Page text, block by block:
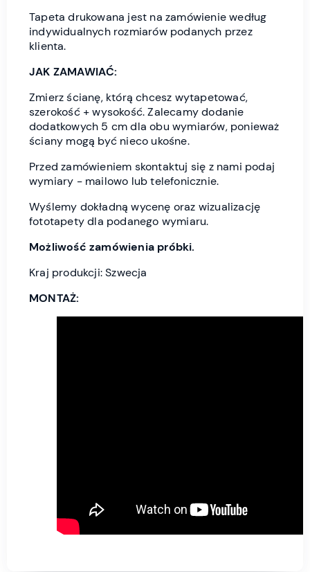
Tapeta drukowana jest na zamówienie według
indywidualnych rozmiarów podanych przez
klienta.
JAK ZAMAWIAĆ:
Zmierz ścianę, którą chcesz wytapetować,
szerokość + wysokość. Zalecamy dodanie
dodatkowych 5 cm dla obu wymiarów, ponieważ
ściany mogą być nieco ukośne.
Przed zamówieniem skontaktuj się z nami podaj
wymiary - mailowo lub telefonicznie.
Wyślemy dokładną wycenę oraz wizualizację
fototapety dla podanego wymiaru.
Możliwość zamówienia próbki.
Kraj produkcji: Szwecja
MONTAŻ: